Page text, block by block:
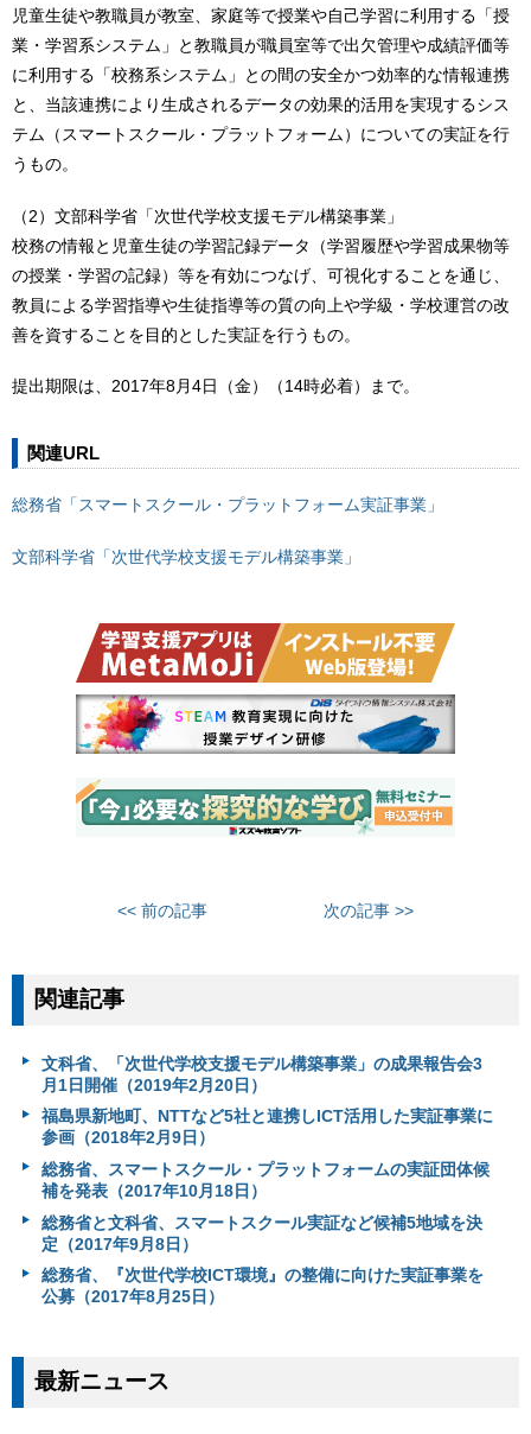
児童生徒や教職員が教室、家庭等で授業や自己学習に利用する「授
業・学習系システム」と教職員が職員室等で出欠管理や成績評価等
に利用する「校務系システム」との間の安全かつ効率的な情報連携
と、当該連携により生成されるデータの効果的活用を実現するシス
テム（スマートスクール・プラットフォーム）についての実証を行
うもの。
（2）文部科学省「次世代学校支援モデル構築事業」
校務の情報と児童生徒の学習記録データ（学習履歴や学習成果物等
の授業・学習の記録）等を有効につなげ、可視化することを通じ、
教員による学習指導や生徒指導等の質の向上や学級・学校運営の改
善を資することを目的とした実証を行うもの。
提出期限は、2017年8月4日（金）（14時必着）まで。
関連URL
総務省「スマートスクール・プラットフォーム実証事業」
文部科学省「次世代学校支援モデル構築事業」
<< 前の記事 次の記事 >>
関連記事
文科省、「次世代学校支援モデル構築事業」の成果報告会3
月1日開催（2019年2月20日）
福島県新地町、NTTなど5社と連携しICT活用した実証事業に
参画（2018年2月9日）
総務省、スマートスクール・プラットフォームの実証団体候
補を発表（2017年10月18日）
総務省と文科省、スマートスクール実証など候補5地域を決
定（2017年9月8日）
総務省、『次世代学校ICT環境』の整備に向けた実証事業を
公募（2017年8月25日）
最新ニュース